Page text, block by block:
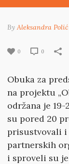
By Aleksandra Polić
0 0
Obuka za
na projektu
održana je
su pored 20
prisustvovali
partnerskih
i sproveli su